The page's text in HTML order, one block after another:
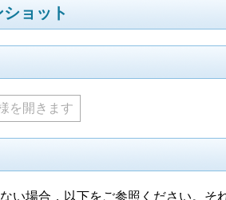
ョット
を開きます
い場合，以下をご参照ください。そ